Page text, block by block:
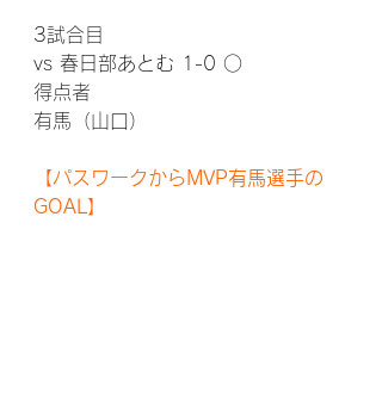
3試合目
vs 春日部あとむ 1-0 ○
得点者
有馬（山口）
【パスワークからMVP有馬選手の
GOAL】